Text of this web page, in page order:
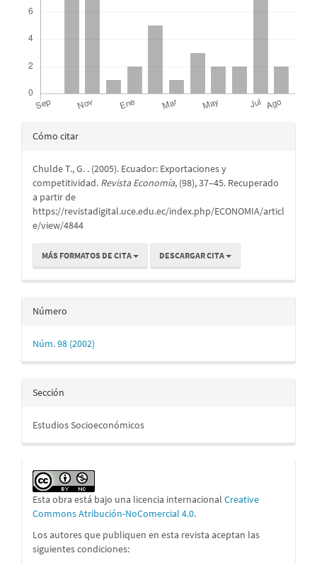
Detalles
artículo
Cómo citar
Chulde T., G. . (2005). Ecuador: Exportaciones y
competitividad. Revista Economía, (98), 37–45. Recuperado
a partir de
https://revistadigital.uce.edu.ec/index.php/ECONOMIA/articl
e/view/4844
MÁS FORMATOS DE CITA DESCARGAR CITA
Número
Núm. 98 (2002)
Sección
Estudios Socioeconómicos
Esta obra está bajo una licencia internacional Creative
Commons Atribución-NoComercial 4.0.
Los autores que publiquen en esta revista aceptan las
siguientes condiciones: